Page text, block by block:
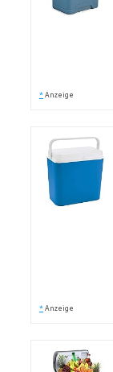
* Anzeige
* Anzeige